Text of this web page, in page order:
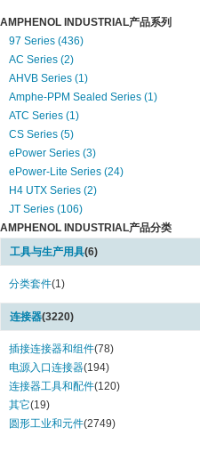
AMPHENOL INDUSTRIAL产品系列
97 Series (436)
AC Series (2)
AHVB Series (1)
Amphe-PPM Sealed Series (1)
ATC Series (1)
CS Series (5)
ePower Series (3)
ePower-Lite Series (24)
H4 UTX Series (2)
JT Series (106)
LJT Series (196)
MIL-DTL-5015 Series (526)
PowerLok 201 Series (14)
PT Series (624)
PT-SP Series (5)
RADSOK RADSERT Series (8)
AMPHENOL INDUSTRIAL产品分类
工具与生产用具(6)
分类套件(1)
连接器(3220)
插接连接器和组件(78)
电源入口连接器(194)
连接器工具和配件(120)
其它(19)
圆形工业和元件(2749)